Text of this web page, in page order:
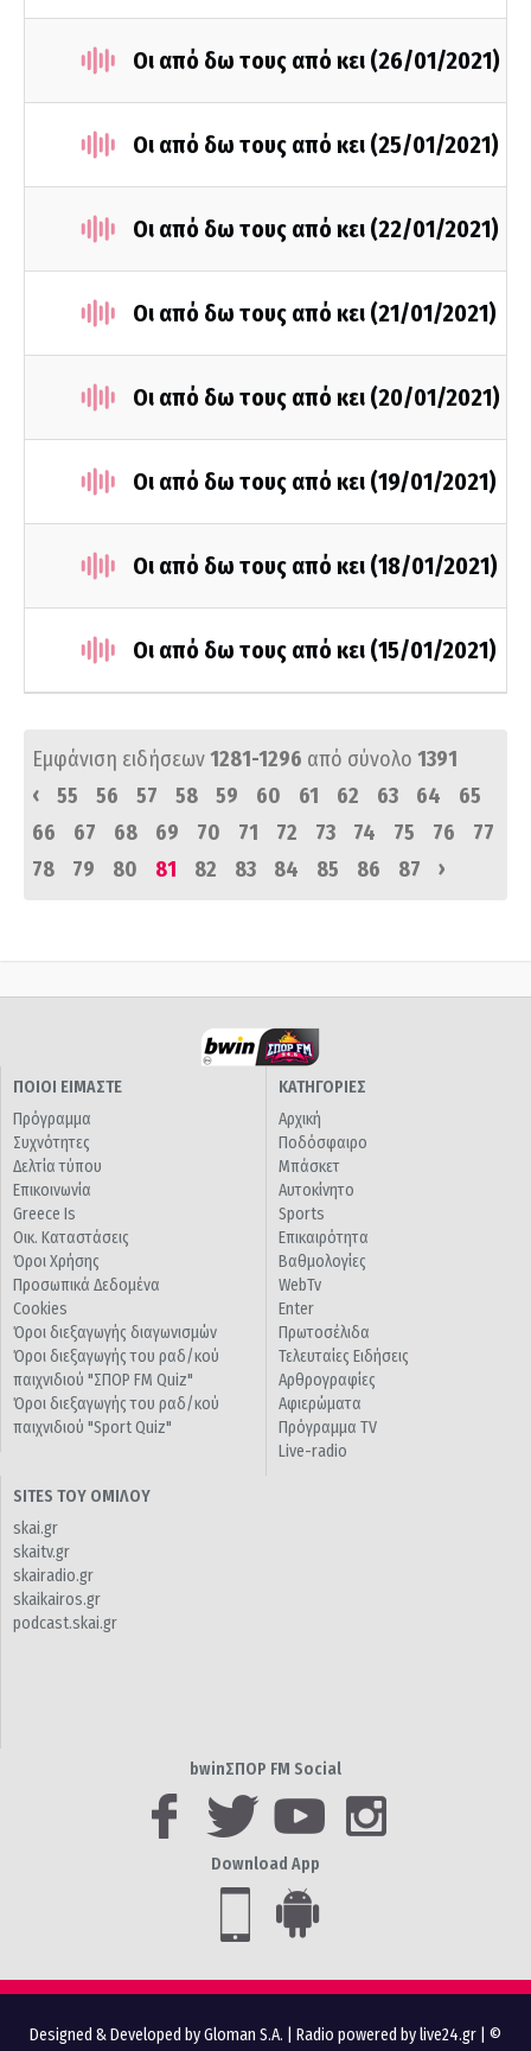
Οι από δω τους από κει (26/01/2021)
Οι από δω τους από κει (25/01/2021)
Οι από δω τους από κει (22/01/2021)
Οι από δω τους από κει (21/01/2021)
Οι από δω τους από κει (20/01/2021)
Οι από δω τους από κει (19/01/2021)
Οι από δω τους από κει (18/01/2021)
Οι από δω τους από κει (15/01/2021)
Εμφάνιση ειδήσεων1281-1296 από σύνολο 1391
‹
55 56 57 58 59 60 61 62 63 64
65
66
67 68 69 70 71 72 73 74 75 76
77
78
79 80 81 82 83 84 85 86 87 ›
ΠΟΙΟΙ ΕΙΜΑΣΤΕ
Πρόγραμμα
Συχνότητες
Δελτία τύπου
Επικοινωνία
Greece Is
Οικ. Καταστάσεις
Όροι Χρήσης
Προσωπικά Δεδομένα
Cookies
Όροι διεξαγωγής διαγωνισμών
Όροι διεξαγωγής του ραδ/κού
παιχνιδιού "ΣΠΟΡ FM Quiz"
Όροι διεξαγωγής του ραδ/κού
παιχνιδιού "Sport Quiz"
ΚΑΤΗΓΟΡΙΕΣ
Αρχική
Ποδόσφαιρο
Μπάσκετ
Αυτοκίνητο
Sports
Επικαιρότητα
Βαθμολογίες
WebTv
Enter
Πρωτοσέλιδα
Τελευταίες Ειδήσεις
Αρθρογραφίες
Αφιερώματα
Πρόγραμμα TV
Live-radio
SITES ΤΟΥ ΟΜΙΛΟΥ
skai.gr
skaitv.gr
skairadio.gr
skaikairos.gr
podcast.skai.gr
bwinΣΠΟΡ FM Social
Download App
Designed & Developed by Gloman S.A. Radio powered by live24.gr | ©